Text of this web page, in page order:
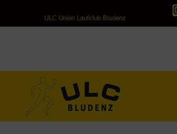
ULC Union Laufclub Bludenz